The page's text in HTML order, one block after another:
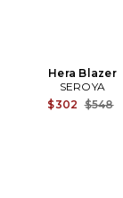
Hera Blazer
SEROYA
$302 $548